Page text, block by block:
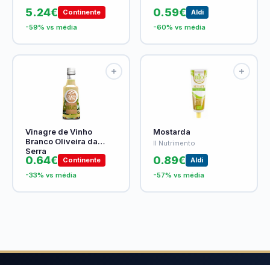
5.24€
Continente
-59% vs média
0.59€
Aldi
-60% vs média
Vinagre de Vinho
Branco Oliveira da
Serra
0.64€
Continente
-33% vs média
Mostarda
Il Nutrimento
0.89€
Aldi
-57% vs média